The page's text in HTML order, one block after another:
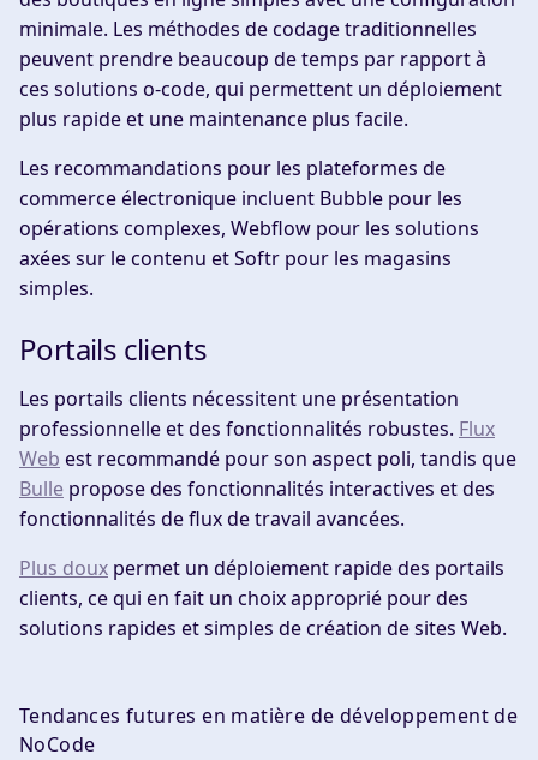
minimale. Les méthodes de codage traditionnelles
peuvent prendre beaucoup de temps par rapport à
ces solutions o-code, qui permettent un déploiement
plus rapide et une maintenance plus facile.
Les recommandations pour les plateformes de
commerce électronique incluent Bubble pour les
opérations complexes, Webflow pour les solutions
axées sur le contenu et Softr pour les magasins
simples.
Portails clients
Les portails clients nécessitent une présentation
professionnelle et des fonctionnalités robustes. Flux
Web est recommandé pour son aspect poli, tandis que
Bulle propose des fonctionnalités interactives et des
fonctionnalités de flux de travail avancées.
Plus doux permet un déploiement rapide des portails
clients, ce qui en fait un choix approprié pour des
solutions rapides et simples de création de sites Web.
Tendances futures en matière de développement de
NoCode